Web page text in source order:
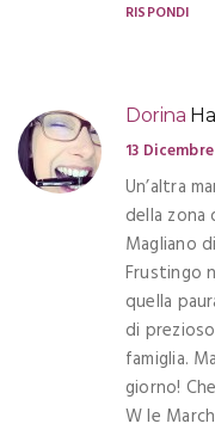
RISPONDI
Dorina
13
Un’altra
della zona
Magliano
Frustingo
quella
di
famiglia.
giorno!
W le